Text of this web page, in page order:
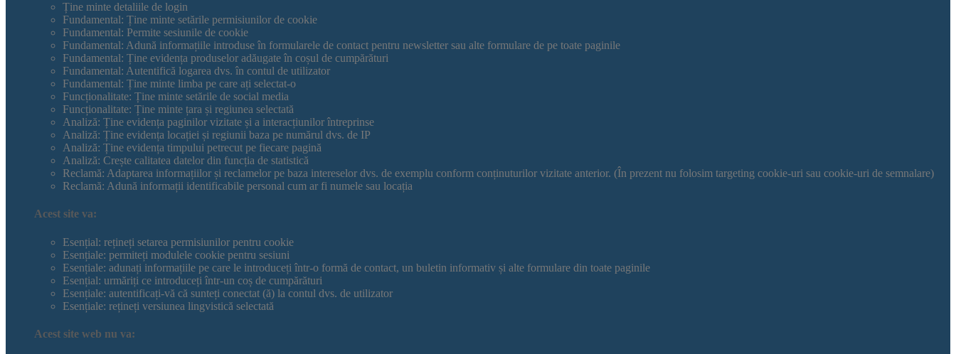
Ține minte detaliile de login
Fundamental: Ține minte setările permisiunilor de cookie
Fundamental: Permite sesiunile de cookie
Fundamental: Adună informațiile introduse în formularele de contact pentru newsletter sau alte formulare de pe toate paginile
Fundamental: Ține evidența produselor adăugate în coșul de cumpărături
Fundamental: Autentifică logarea dvs. în contul de utilizator
Fundamental: Ține minte limba pe care ați selectat-o
Funcționalitate: Ține minte setările de social media
Funcționalitate: Ține minte țara și regiunea selectată
Analiză: Ține evidența paginilor vizitate și a interacțiunilor întreprinse
Analiză: Ține evidența locației și regiunii baza pe numărul dvs. de IP
Analiză: Ține evidența timpului petrecut pe fiecare pagină
Analiză: Crește calitatea datelor din funcția de statistică
Reclamă: Adaptarea informațiilor și reclamelor pe baza intereselor dvs. de exemplu conform conținuturilor vizitate anterior. (În prezent nu folosim targeting cookie-uri sau cookie-uri de semnalare)
Reclamă: Adună informații identificabile personal cum ar fi numele sau locația
Acest site va:
Esențial: rețineți setarea permisiunilor pentru cookie
Esențiale: permiteți modulele cookie pentru sesiuni
Esențiale: adunați informațiile pe care le introduceți într-o formă de contact, un buletin informativ și alte formulare din toate paginile
Esențial: urmăriți ce introduceți într-un coș de cumpărături
Esențiale: autentificați-vă că sunteți conectat (ă) la contul dvs. de utilizator
Esențiale: rețineți versiunea lingvistică selectată
Acest site web nu va: